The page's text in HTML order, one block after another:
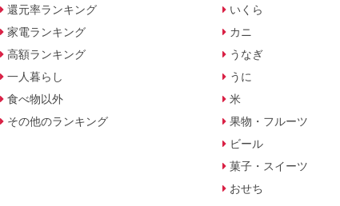
還元率ランキング
家電ランキング
高額ランキング
一人暮らし
食べ物以外
その他のランキング
いくら
カニ
うなぎ
うに
米
果物・フルーツ
ビール
菓子・スイーツ
おせち